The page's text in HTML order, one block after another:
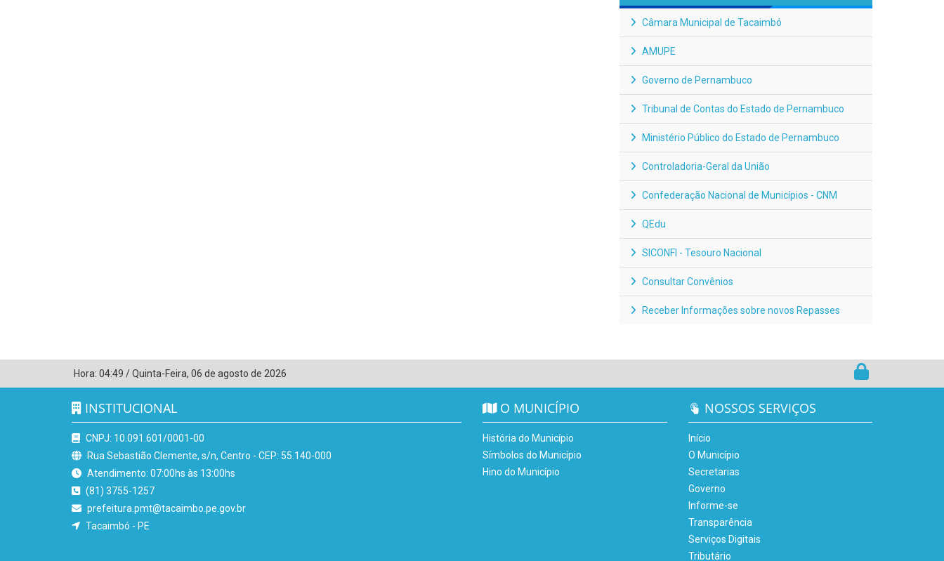
Câmara Municipal de Tacaimbó
AMUPE
Governo de Pernambuco
Tribunal de Contas do Estado de Pernambuco
Ministério Público do Estado de Pernambuco
Controladoria-Geral da União
Confederação Nacional de Municípios - CNM
QEdu
SICONFI - Tesouro Nacional
Consultar Convênios
Receber Informações sobre novos Repasses
Hora: 04:49 /Quinta-Feira, 06 de agosto de 2026
INSTITUCIONAL
CNPJ: 10.091.601/0001-00
Rua Sebastião Clemente, s/n, Centro - CEP: 55.140-000
Atendimento: 07:00hs às 13:00hs
(81) 3755-1257
prefeitura.pmt@tacaimbo.pe.gov.br
Tacaimbó - PE
O MUNICÍPIO
História do Município
Símbolos do Município
Hino do Município
NOSSOS SERVIÇOS
Início
O Município
Secretarias
Governo
Informe-se
Transparência
Serviços Digitais
Tributário